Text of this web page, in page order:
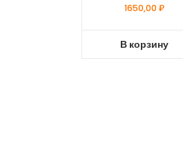
1650,00₽
В корзину